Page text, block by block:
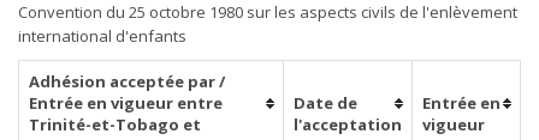
Convention du 25 octobre 1980 sur les aspects civils de l'enlèvement
international d'enfants
Adhésion acceptée par /
Entrée en vigueur entre
Trinité-et-Tobago et
Date de
l'acceptation
Entrée en
vigueur